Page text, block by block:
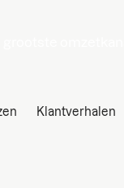
Klantverhalen